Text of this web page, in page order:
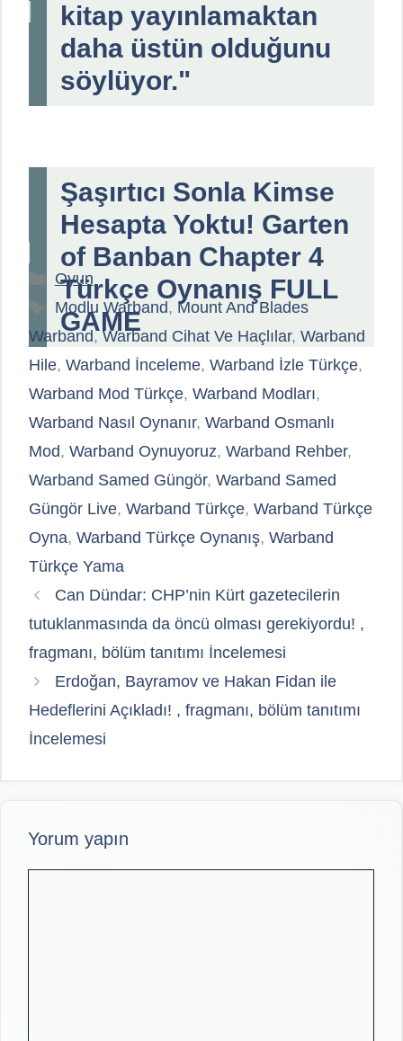
kitap yayınlamaktan
daha üstün olduğunu
söylüyor."
Şaşırtıcı Sonla Kimse
Hesapta Yoktu! Garten
of Banban Chapter 4
Türkçe Oynanış FULL
GAME
Kategoriler
Oyun
Etiketler
Modlu Warband, Mount And Blades
Warband,Warband Cihat Ve Haçlılar, Warband
Hile, Warband İnceleme, Warband İzle Türkçe,
Warband Mod Türkçe, Warband Modları,
Warband Nasıl Oynanır, Warband Osmanlı
Mod, Warband Oynuyoruz, Warband Rehber,
Warband Samed Güngör, Warband Samed
Güngör Live, Warband Türkçe, Warband Türkçe
Oyna, Warband Türkçe Oynanış, Warband
Türkçe Yama
Can Dündar: CHP’nin Kürt gazetecilerin
tutuklanmasında da öncü olması gerekiyordu! ,
fragmanı, bölüm tanıtımı İncelemesi
Erdoğan, Bayramov ve Hakan Fidan ile
Hedeflerini Açıkladı! , fragmanı, bölüm tanıtımı
İncelemesi
Yorum yapın